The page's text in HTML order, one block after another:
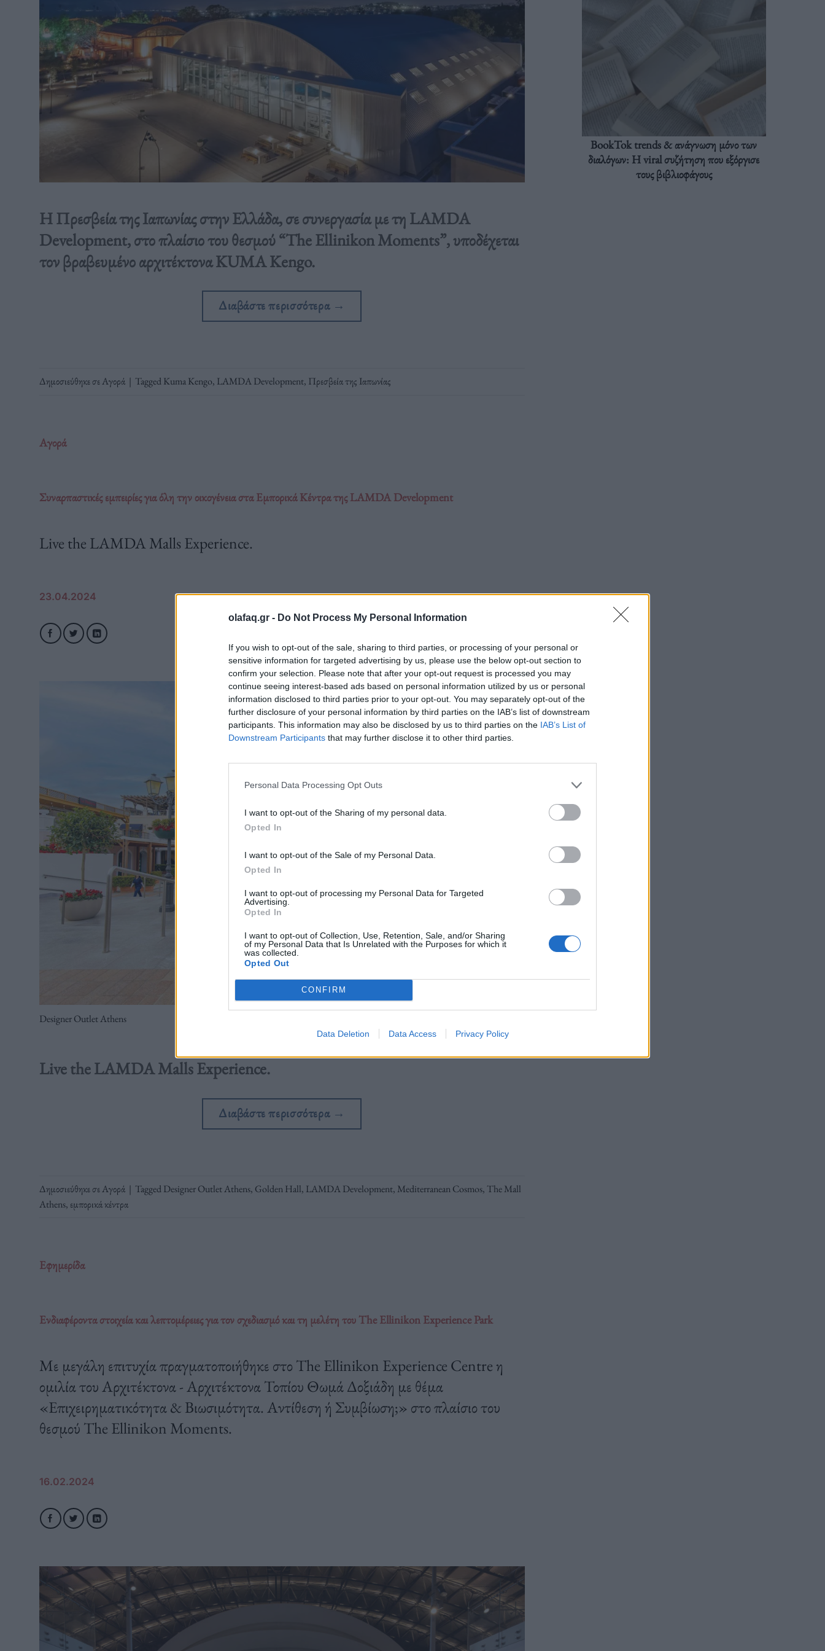
olafaq.gr - Do Not Process My Personal Information
If you wish to opt-out of the sale, sharing to third parties, or processing of your personal or
sensitive information for targeted advertising by us, please use the below opt-out section to
confirm your selection. Please note that after your opt-out request is processed you may
continue seeing interest-based ads based on personal information utilized by us or personal
information disclosed to third parties prior to your opt-out. You may separately opt-out of the
further disclosure of your personal information by third parties on the IAB’s list of downstream
participants. This information may also be disclosed by us to third parties on the IAB’s List of
Downstream Participants that may further disclose it to other third parties.
Personal Data Processing Opt Outs
I want to opt-out of the Sharing of my personal data.
Opted In
I want to opt-out of the Sale of my Personal Data.
Opted In
I want to opt-out of processing my Personal Data for Targeted
Advertising.
Opted In
I want to opt-out of Collection, Use, Retention, Sale, and/or Sharing
of my Personal Data that Is Unrelated with the Purposes for which it
was collected.
Opted Out
CONFIRM
Data Deletion Data Access Privacy Policy
Η Πρεσβεία της Ιαπωνίας στην Ελλάδα, σε συνεργασία με τη LAMDA
Development, στο πλαίσιο του θεσμού “The Ellinikon Moments”, υποδέχεται
τον βραβευμένο αρχιτέκτονα KUMA Kengo.
Διαβάστε περισσότερα →
Δημοσιεύθηκε σεΑγορά | TaggedKuma Kengo, LAMDA Development, Πρεσβεία της Ιαπωνίας
Αγορά
Συναρπαστικές εμπειρίες για όλη την οικογένεια στα Εμπορικά Κέντρα της LAMDA Development
Live the LAMDA Malls Experience.
23.04.2024
Designer Outlet Athens
Live the LAMDA Malls Experience.
Διαβάστε περισσότερα →
Δημοσιεύθηκε σεΑγορά | TaggedDesigner Outlet Athens, Golden Hall, LAMDA Development, Mediterranean Cosmos, The Mall
Athens, εμπορικά κέντρα
Εφημερίδα
Ενδιαφέροντα στοιχεία και λεπτομέρειες για τον σχεδιασμό και τη μελέτη του The Ellinikon Experience Park
Με μεγάλη επιτυχία πραγματοποιήθηκε στο The Ellinikon Experience Centre η
ομιλία του Αρχιτέκτονα - Αρχιτέκτονα Τοπίου Θωμά Δοξιάδη με θέμα
«Επιχειρηματικότητα & Βιωσιμότητα. Αντίθεση ή Συμβίωση;» στο πλαίσιο του
θεσμού The Ellinikon Moments.
16.02.2024
BookTok trends & ανάγνωση μόνο των
διαλόγων: Η viral συζήτηση που εξόργισε
τους βιβλιοφάγους